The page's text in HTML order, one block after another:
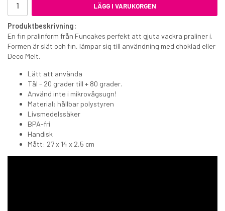
79 kr
€7.20
LÄGG I VARUKORGEN
Produktbeskrivning:
En fin pralinform från Funcakes perfekt att gjuta vackra praliner i.
Formen är slät och fin, lämpar sig till användning med choklad eller
Deco Melt.
Lätt att använda
Tål - 20 grader till + 80 grader.
Använd inte i mikrovågsugn!
Material: hållbar polystyren
Livsmedelssäker
BPA-fri
Handisk
Mått: 27 x 14 x 2,5 cm